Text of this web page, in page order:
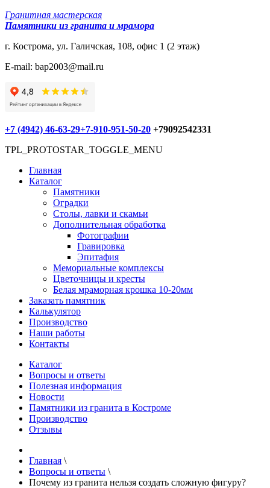
Гранитная мастерская
Памятники из гранита и мрамора
г. Кострома, ул. Галичская, 108, офис 1 (2 этаж)
E-mail: bap2003@mail.ru
+7 (4942) 46-63-29+7-910-951-50-20 +79092542331
TPL_PROTOSTAR_TOGGLE_MENU
Главная
Каталог
Памятники
Оградки
Столы, лавки и скамьи
Дополнительная обработка
Фотографии
Гравировка
Эпитафия
Мемориальные комплексы
Цветочницы и кресты
Белая мраморная крошка 10-20мм
Заказать памятник
Калькулятор
Производство
Наши работы
Контакты
Каталог
Вопросы и ответы
Полезная информация
Новости
Памятники из гранита в Костроме
Производство
Отзывы
Главная \
Вопросы и ответы \
Почему из гранита нельзя создать сложную фигуру?